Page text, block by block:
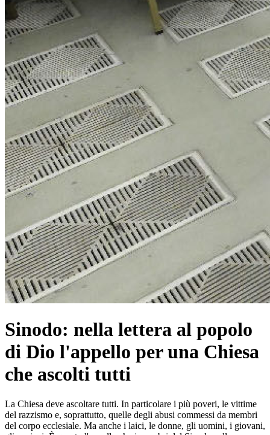
Sinodo: nella lettera al popolo
di Dio l'appello per una Chiesa
che ascolti tutti
La Chiesa deve ascoltare tutti. In particolare i più poveri, le vittime
del razzismo e, soprattutto, quelle degli abusi commessi da membri
del corpo ecclesiale. Ma anche i laici, le donne, gli uomini, i giovani,